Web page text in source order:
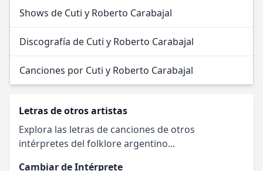
Shows de Cuti y Roberto Carabajal
Discografía de Cuti y Roberto Carabajal
Canciones por Cuti y Roberto Carabajal
Letras de otros artistas
Explora las letras de canciones de otros
intérpretes del folklore argentino...
Cambiar de Intérprete